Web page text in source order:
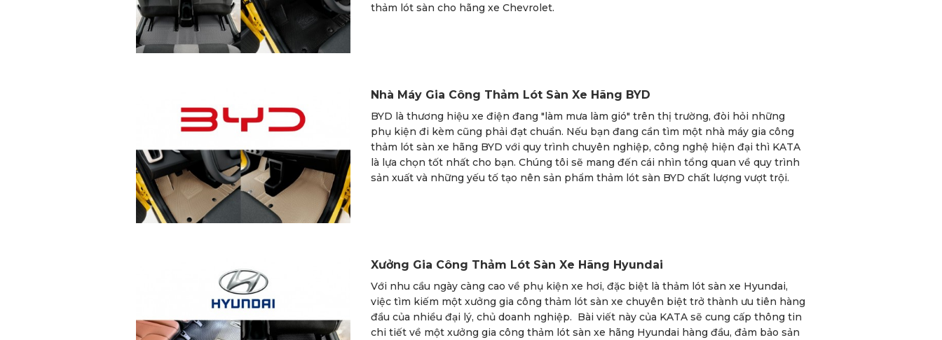
thảm lót sàn cho hãng xe Chevrolet.
Nhà Máy Gia Công Thảm Lót Sàn Xe Hãng BYD
BYD là thương hiệu xe điện đang "làm mưa làm gió" trên thị trường, đòi hỏi những
phụ kiện đi kèm cũng phải đạt chuẩn. Nếu bạn đang cần tìm một nhà máy gia công
thảm lót sàn xe hãng BYD với quy trình chuyên nghiệp, công nghệ hiện đại thì KATA
là lựa chọn tốt nhất cho bạn. Chúng tôi sẽ mang đến cái nhìn tổng quan về quy trình
sản xuất và những yếu tố tạo nên sản phẩm thảm lót sàn BYD chất lượng vượt trội.
Xưởng Gia Công Thảm Lót Sàn Xe Hãng Hyundai
Với nhu cầu ngày càng cao về phụ kiện xe hơi, đặc biệt là thảm lót sàn xe Hyundai,
việc tìm kiếm một xưởng gia công thảm lót sàn xe chuyên biệt trở thành ưu tiên hàng
đầu của nhiều đại lý, chủ doanh nghiệp. Bài viết này của KATA sẽ cung cấp thông tin
chi tiết về một xưởng gia công thảm lót sàn xe hãng Hyundai hàng đầu, đảm bảo sản